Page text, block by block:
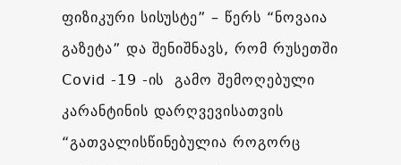
ფიზიკური სისუსტე” – წერს “ნოვაია
გაზეტა” და შენიშნავს, რომ რუსეთში
Covid -19 -ის გამო შემოღებული
კარანტინის დარღვევისათვის
“გათვალისწინებულია როგორც